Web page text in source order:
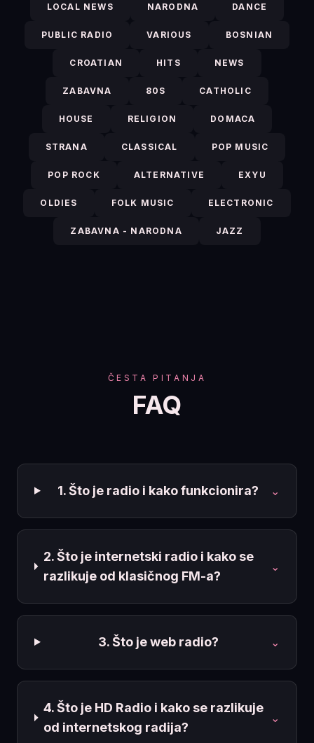
LOCAL NEWS NARODNA DANCE
PUBLIC RADIO VARIOUS BOSNIAN
CROATIAN HITS NEWS
ZABAVNA 80S CATHOLIC
HOUSE RELIGION DOMACA
STRANA CLASSICAL POP MUSIC
POP ROCK ALTERNATIVE EXYU
OLDIES FOLK MUSIC ELECTRONIC
ZABAVNA - NARODNA JAZZ
ČESTA PITANJA
FAQ
1. Što je radio i kako funkcionira? ⌄
2. Što je internetski radio i kako se
razlikuje od klasičnog FM-a?
⌄
3. Što je web radio? ⌄
4. Što je HD Radio i kako se razlikuje
od internetskog radija?
⌄